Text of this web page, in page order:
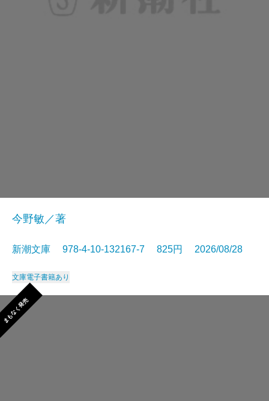
今野敏／著
新潮文庫 978-4-10-132167-7 825円 2026/08/28
文庫電子書籍あり
まもなく発売